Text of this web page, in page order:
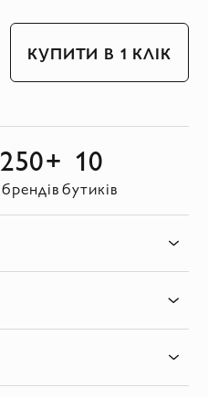
КУПИТИ В 1 КЛІК
250+
брендів
10
бутиків